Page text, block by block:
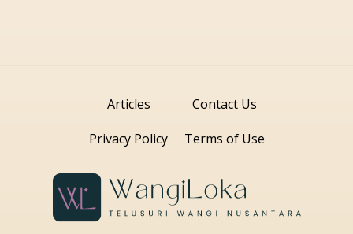
Articles
Contact Us
Privacy Policy
Terms of Use